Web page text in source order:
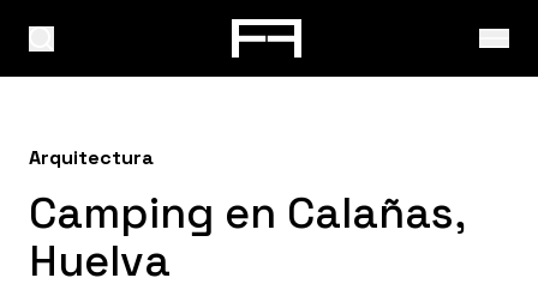
Arquitectura
Camping en Calañas,
Huelva